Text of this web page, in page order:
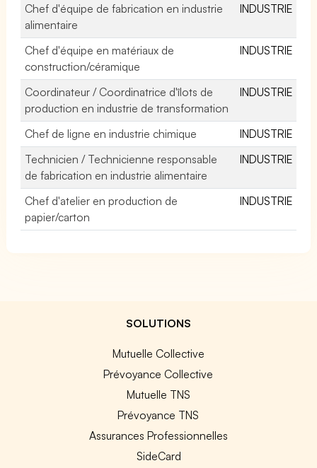
Chef d'équipe de fabrication en industrie
alimentaire
INDUSTRIE
Chef d'équipe en matériaux de
construction/céramique
INDUSTRIE
Coordinateur / Coordinatrice d'îlots de
production en industrie de transformation
INDUSTRIE
Chef de ligne en industrie chimique
INDUSTRIE
Technicien / Technicienne responsable
de fabrication en industrie alimentaire
INDUSTRIE
Chef d'atelier en production de
papier/carton
INDUSTRIE
SOLUTIONS
Mutuelle Collective
Prévoyance Collective
Mutuelle TNS
Prévoyance TNS
Assurances Professionnelles
SideCard